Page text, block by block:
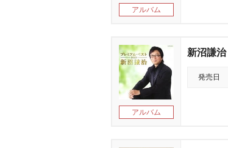
アルバム
アルバム
新沼謙
発売日